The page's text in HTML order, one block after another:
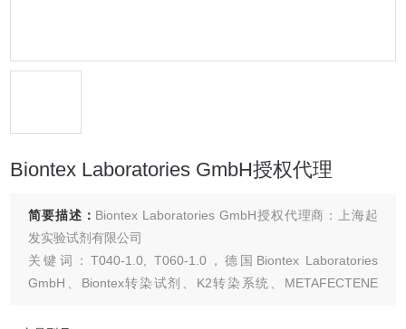
Biontex Laboratories GmbH授权代理
简要描述： Biontex Laboratories GmbH授权代理商：上海起
发实验试剂有限公司
关键词：T040-1.0, T060-1.0，德国Biontex Laboratories
GmbH、Biontex转染试剂、K2转染系统、METAFECTENE